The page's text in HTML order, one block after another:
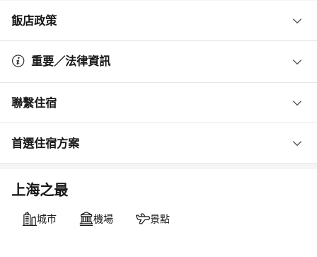
飯店政策
重要／法律資訊
聯繫住宿
首選住宿方案
上海之最
城市 機場 景點